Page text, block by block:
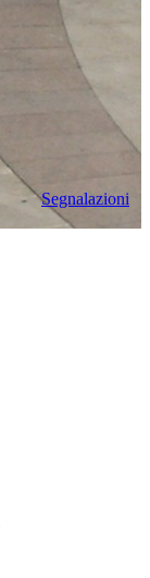
Segnalazioni